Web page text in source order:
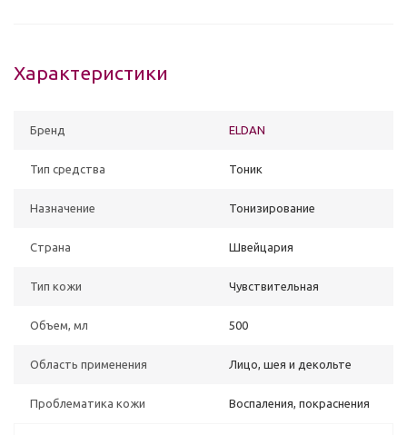
Характеристики
Бренд ELDAN
Тип средства Тоник
Назначение Тонизирование
Страна Швейцария
Тип кожи Чувствительная
Объем, мл 500
Область применения Лицо, шея и декольте
Проблематика кожи Воспаления, покраснения